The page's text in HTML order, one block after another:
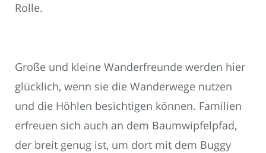
Rolle.
Große und kleine Wanderfreunde werden hier
glücklich, wenn sie die Wanderwege nutzen
und die Höhlen besichtigen können. Familien
erfreuen sich auch an dem Baumwipfelpfad,
der breit genug ist, um dort mit dem Buggy